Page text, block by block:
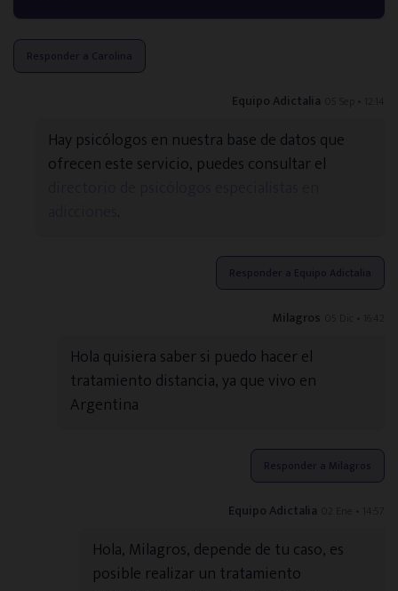
Responder a Carolina
Equipo Adictalia
Hay psicólogos en nuestra base de datos que
ofrecen este servicio, puedes consultar el
.
Responder a Equipo Adictalia
Milagros
Hola quisiera saber si puedo hacer el
tratamiento distancia, ya que vivo en
Argentina
Responder a Milagros
Equipo Adictalia
Hola, Milagros, depende de tu caso, es
posible realizar un tratamiento